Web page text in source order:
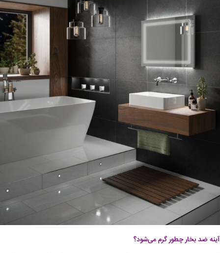
ضد بخار چطور گرم می‌شود؟